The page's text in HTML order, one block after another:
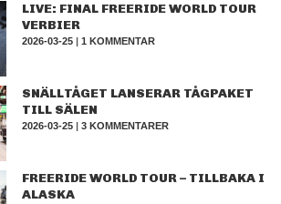
LIVE: FINAL FREERIDE WORLD TOUR
VERBIER
2026-03-25 |1 KOMMENTAR
SNÄLLTÅGET LANSERAR TÅGPAKET
TILL SÄLEN
2026-03-25 |3 KOMMENTARER
FREERIDE WORLD TOUR – TILLBAKA I
ALASKA